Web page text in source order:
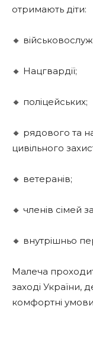
отримають діти:
🔸
🔸 Нацгвардії;
🔸 поліцейських;
🔸 рядового та
цивільного
🔸 ветеранів;
🔸 членів сімей
🔸 внутрішньо
Малеча
заході України,
комфортні